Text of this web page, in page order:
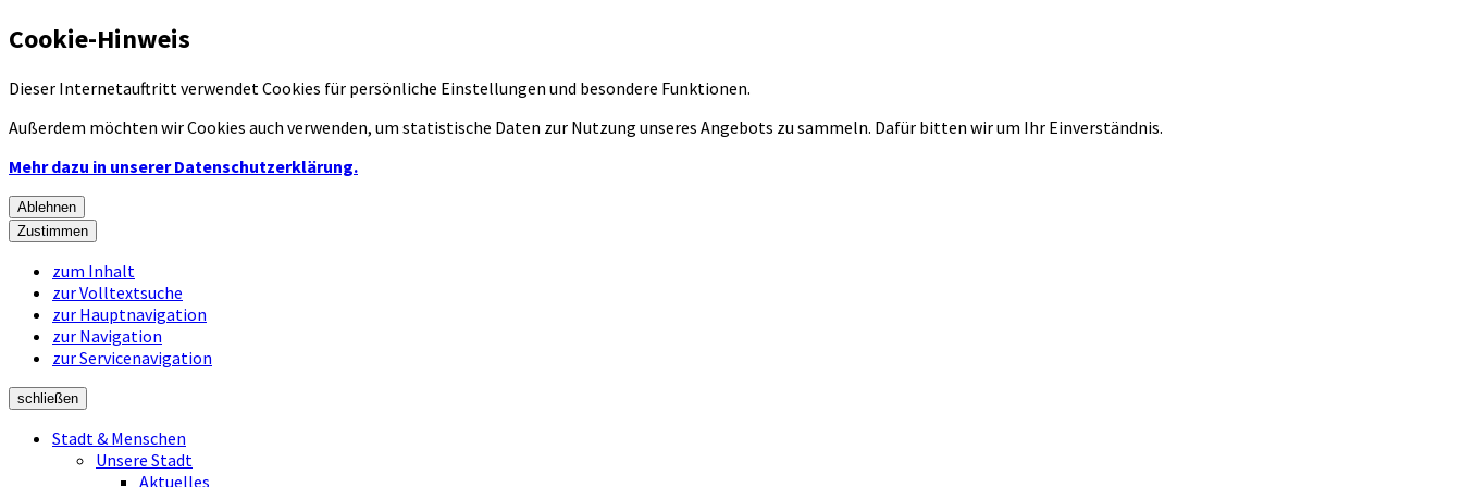
Cookie-Hinweis
Dieser Internetauftritt verwendet Cookies für persönliche Einstellungen und besondere Funktionen.
Außerdem möchten wir Cookies auch verwenden, um statistische Daten zur Nutzung unseres Angebots zu sammeln. Dafür bitten wir um Ihr Einverständnis.
Mehr dazu in unserer Datenschutzerklärung.
Ablehnen
Zustimmen
zum Inhalt
zur Volltextsuche
zur Hauptnavigation
zur Navigation
zur Servicenavigation
schließen
Stadt & Menschen
Unsere Stadt
Aktuelles